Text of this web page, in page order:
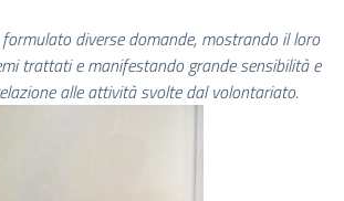
diverse domande, mostrando il loro
trattati e manifestando grande sensibilità e
alle attività svolte dal volontariato.